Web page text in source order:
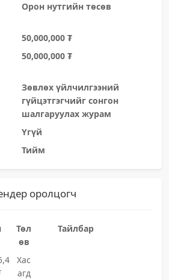
Орон нутгийн төсөв
50,000,000 ₮
50,000,000 ₮
Зөвлөх үйлчилгээний
гүйцэтгэгчийг сонгон
шалгаруулах журам
Үгүй
Тийм
оролцогч
Төл
өв
Тайлбар
Хас
агд